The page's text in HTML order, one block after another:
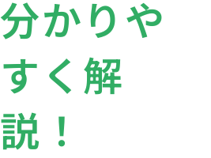
分かりや
すく解
説！